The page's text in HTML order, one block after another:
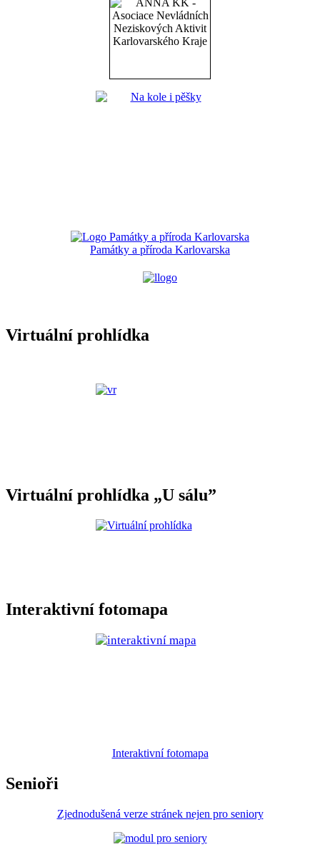
Památky a příroda Karlovarska
Virtuální prohlídka
Virtuální prohlídka „U sálu”
Interaktivní fotomapa
Interaktivní fotomapa
Senioři
Zjednodušená verze stránek nejen pro seniory